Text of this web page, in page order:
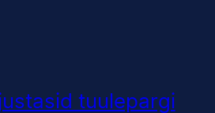
tuulepargi